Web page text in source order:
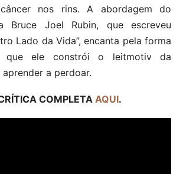
nos rins. A abordagem do
Bruce Joel Rubin, que escreveu
Lado da Vida”, encanta pela forma
que ele constrói o leitmotiv da
a perdoar.
COMPLETA AQUI.